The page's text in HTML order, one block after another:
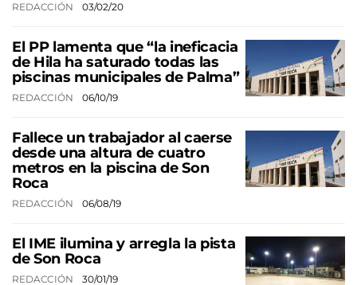
REDACCIÓN 03/02/20
El PP lamenta que “la ineficacia
de Hila ha saturado todas las
piscinas municipales de Palma”
REDACCIÓN 06/10/19
Fallece un trabajador al caerse
desde una altura de cuatro
metros en la piscina de Son
Roca
REDACCIÓN 06/08/19
El IME ilumina y arregla la pista
de Son Roca
REDACCIÓN 30/01/19